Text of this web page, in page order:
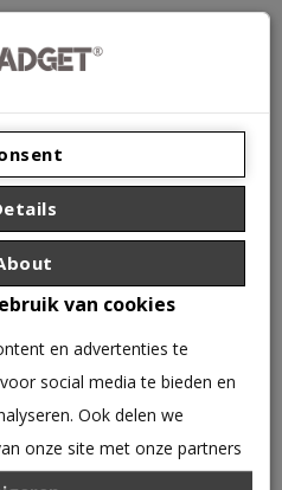
- €0,00
van cookies
en advertenties te
social media te bieden en
Ook delen we
onze site met onze partners
en analyse. Deze partners